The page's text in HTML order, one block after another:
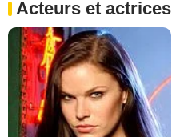
Acteurs et actrices